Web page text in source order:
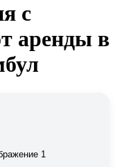
с
аренды в